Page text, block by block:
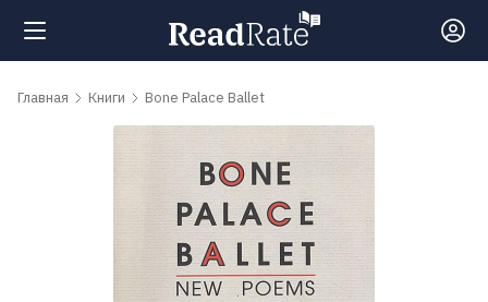
Поиск
Главная Книги Bone Palace Ballet